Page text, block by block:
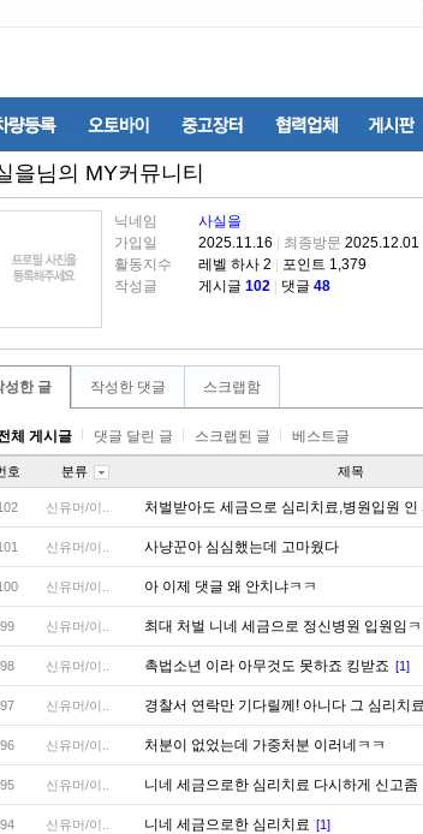
을님의 MY커뮤니티
닉네임
사실을
가입일
2025.11.16 최종방문 2025.12.01
활동지수
레벨 하사 2
포인트 1,379
작성글
게시글 102 댓글 48
성한 글 작성한 댓글 스크랩함
체 게시글 댓글 달린 글 스크랩된 글 베스트글
호 분류 제목
신유머/이.. 처벌받아도 세금으로 심리치료,병원입원
신유머/이.. 사냥꾼아 심심했는데 고마웠다
신유머/이.. 아 이제 댓글 왜 안치냐ㅋㅋ
99 신유머/이.. 최대 처벌 니네 세금으로 정신병원 입원임ㅋ
98 신유머/이.. 촉법소년 이라 아무것도 못하죠 킹받죠 [1]
97 신유머/이.. 경찰서 연락만 기다릴께! 아니다 그 심리치
96 신유머/이.. 처분이 없었는데 가중처분 이러네ㅋㅋ
95 신유머/이.. 니네 세금으로한 심리치료 다시하게 신고좀
94 신유머/이.. 니네 세금으로한 심리치료 [1]